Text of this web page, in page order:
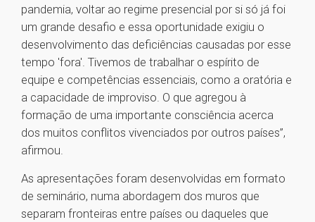
pandemia, voltar ao regime presencial por si só já foi
um grande desafio e essa oportunidade exigiu o
desenvolvimento das deficiências causadas por esse
tempo 'fora'. Tivemos de trabalhar o espírito de
equipe e competências essenciais, como a oratória e
a capacidade de improviso. O que agregou à
formação de uma importante consciência acerca
dos muitos conflitos vivenciados por outros países”,
afirmou.
As apresentações foram desenvolvidas em formato
de seminário, numa abordagem dos muros que
separam fronteiras entre países ou daqueles que